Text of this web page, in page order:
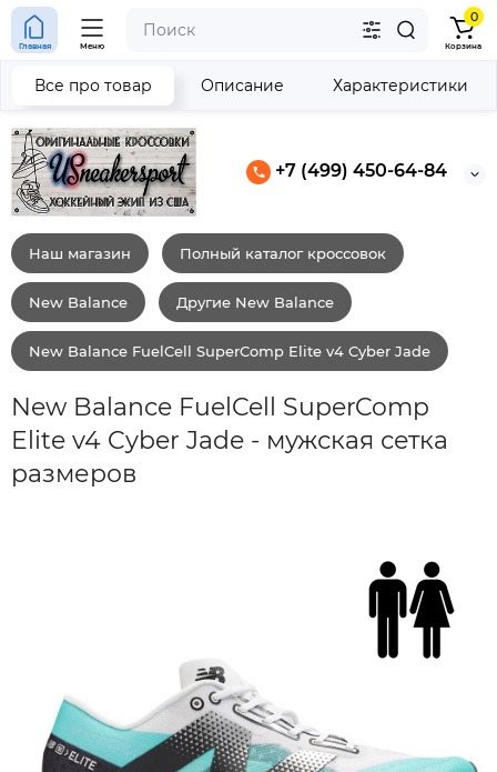
+7 (499) 450-64-84
Главная Меню
0
Корзина
Наш магазин Полный каталог кроссовок
New Balance Другие New Balance
New Balance FuelCell SuperComp Elite v4 Cyber Jade
New Balance FuelCell SuperComp
Elite v4 Cyber Jade - мужская сетка
размеров
Все про товар Описание Характеристики